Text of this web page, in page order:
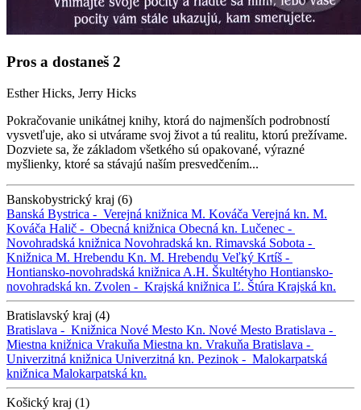
Pros a dostaneš 2
Esther Hicks, Jerry Hicks
Pokračovanie unikátnej knihy, ktorá do najmenších podrobností
vysvetľuje, ako si utvárame svoj život a tú realitu, ktorú prežívame.
Dozviete sa, že základom všetkého sú opakované, výrazné
myšlienky, ktoré sa stávajú naším presvedčením...
Banskobystrický kraj (6)
Banská Bystrica - Verejná knižnica M. Kováča Verejná kn. M.
Kováča Halič - Obecná knižnica Obecná kn. Lučenec -
Novohradská knižnica Novohradská kn. Rimavská Sobota -
Knižnica M. Hrebendu Kn. M. Hrebendu Veľký Krtíš -
Hontiansko-novohradská knižnica A.H. Škultétyho Hontiansko-
novohradská kn. Zvolen - Krajská knižnica Ľ. Štúra Krajská kn.
Bratislavský kraj (4)
Bratislava - Knižnica Nové Mesto Kn. Nové Mesto Bratislava -
Miestna knižnica Vrakuňa Miestna kn. Vrakuňa Bratislava -
Univerzitná knižnica Univerzitná kn. Pezinok - Malokarpatská
knižnica Malokarpatská kn.
Košický kraj (1)